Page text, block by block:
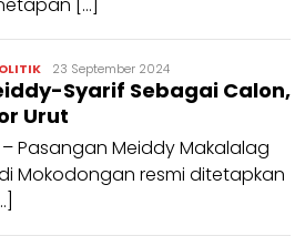
admin
23 September 2024
Syarif Sebagai Calon,
Urut
– Pasangan Meiddy Makalalag
Mokodongan resmi ditetapkan